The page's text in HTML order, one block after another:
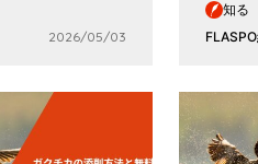
2026/05/03
知る